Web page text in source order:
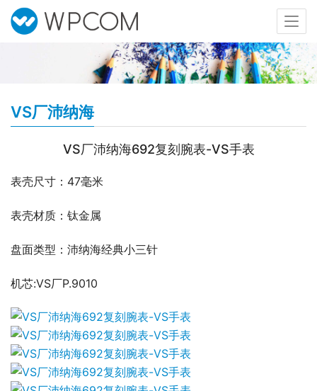
VS厂沛纳海
VS厂沛纳海692复刻腕表-VS手表
表壳尺寸：47毫米
表壳材质：钛金属
盘面类型：沛纳海经典小三针
机芯:VS厂P.9010